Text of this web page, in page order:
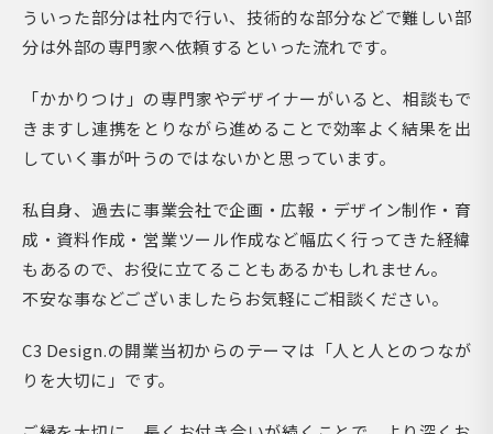
ういった部分は社内で行い、技術的な部分などで難しい部
分は外部の専門家へ依頼するといった流れです。
「かかりつけ」の専門家やデザイナーがいると、相談もで
きますし連携をとりながら進めることで効率よく結果を出
していく事が叶うのではないかと思っています。
私自身、過去に事業会社で企画・広報・デザイン制作・育
成・資料作成・営業ツール作成など幅広く行ってきた経緯
もあるので、お役に立てることもあるかもしれません。
不安な事などございましたらお気軽にご相談ください。
C3 Design.の開業当初からのテーマは「人と人とのつなが
りを大切に」です。